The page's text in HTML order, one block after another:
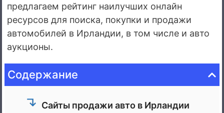
предлагаем рейтинг наилучших онлайн
ресурсов для поиска, покупки и продажи
автомобилей в Ирландии, в том числе и авто
аукционы.
Содержание
Сайты продажи авто в Ирландии